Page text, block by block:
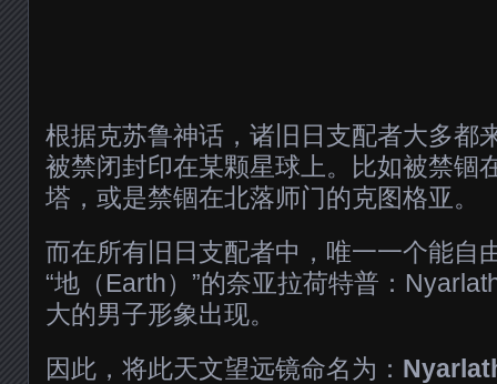
根据克苏鲁神话，诸旧日支配者大多都
被禁闭封印在某颗星球上。比如被禁锢
塔，或是禁锢在北落师门的克图格亚。
而在所有旧日支配者中，唯一一个能自
“地（Earth）”的奈亚拉荷特普：
大的男子形象出现。
因此，将此天文望远镜命名为：